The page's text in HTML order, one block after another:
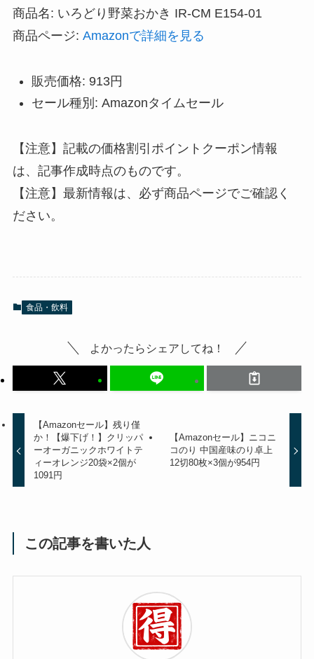
商品名: いろどり野菜おかき IR-CM E154-01
商品ページ: Amazonで詳細を見る
販売価格: 913円
セール種別: Amazonタイムセール
【注意】記載の価格割引ポイントクーポン情報
は、記事作成時点のものです。
【注意】最新情報は、必ず商品ページでご確認く
ださい。
食品・飲料
よかったらシェアしてね！
【Amazonセール】残り僅
か！【爆下げ！】クリッパ
ーオーガニックホワイトテ
ィーオレンジ20袋×2個が
1091円
【Amazonセール】ニコニ
コのり 中国産味のり卓上
12切80枚×3個が954円
この記事を書いた人